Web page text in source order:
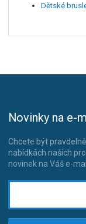
Dětské
Novinky na e-
Chcete být
nabídkách našich
novinek na Váš e-mail